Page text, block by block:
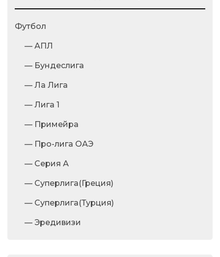
Футбол
— АПЛ
— Бундеслига
— Ла Лига
— Лига 1
— Примейра
— Про-лига ОАЭ
— Серия А
— Суперлига(Греция)
— Суперлига(Турция)
— Эредивизи